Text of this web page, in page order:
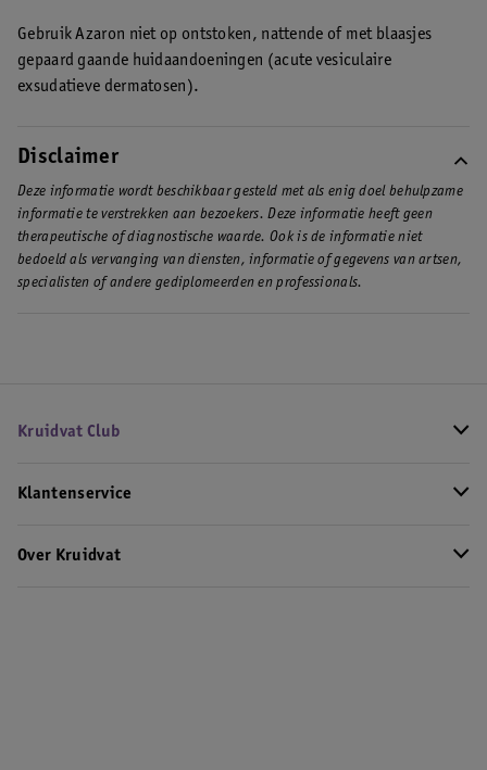
Gebruik Azaron niet op ontstoken, nattende of met blaasjes
gepaard gaande huidaandoeningen (acute vesiculaire
exsudatieve dermatosen).
Disclaimer
Deze informatie wordt beschikbaar gesteld met als enig doel behulpzame
informatie te verstrekken aan bezoekers. Deze informatie heeft geen
therapeutische of diagnostische waarde. Ook is de informatie niet
bedoeld als vervanging van diensten, informatie of gegevens van artsen,
specialisten of andere gediplomeerden en professionals.
Kruidvat Club
Klantenservice
Over Kruidvat